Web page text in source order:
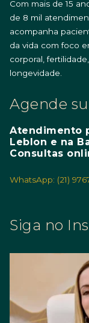
Com mais de 15
de 8 mil
acompanha
da vida com foco
corporal,
longevidade.
Agende
Atendimento
Leblon e na
Consultas
WhatsApp: (21)
Siga no